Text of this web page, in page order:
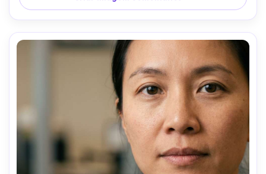
de movimento realista no rosto, detalhes nítidos, alta
resolução, classificação de cores limpas-AR 4:5